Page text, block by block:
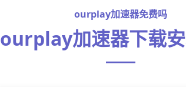
ourplay加速器免费吗
ourplay加速器下载